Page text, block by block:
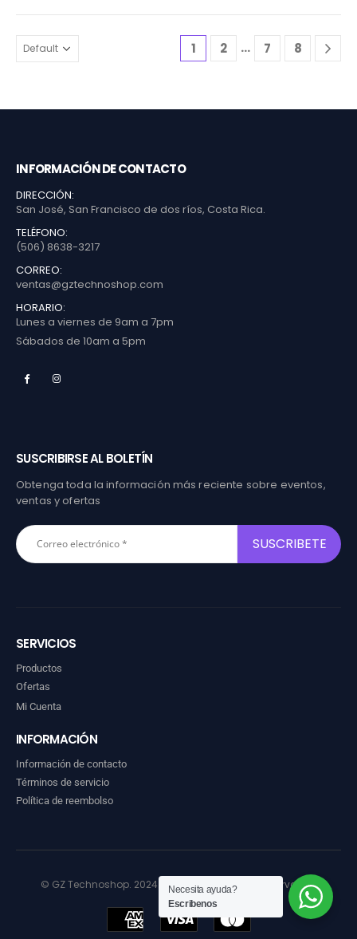
1 2 … 7 8
INFORMACIÓN DE CONTACTO
DIRECCIÓN:
San José, San Francisco de dos ríos, Costa Rica.
TELÉFONO:
(506) 8638-3217
CORREO:
ventas@gztechnoshop.com
HORARIO:
Lunes a viernes de 9am a 7pm
Sábados de 10am a 5pm
SUSCRIBIRSE AL BOLETÍN
Obtenga toda la información más reciente sobre eventos,
ventas y ofertas
SERVICIOS
Productos
Ofertas
Mi Cuenta
INFORMACIÓN
Información de contacto
Términos de servicio
Política de reembolso
© GZ Technoshop. 2024. Todos los derechos reservados
Necesita ayuda?
Escribenos